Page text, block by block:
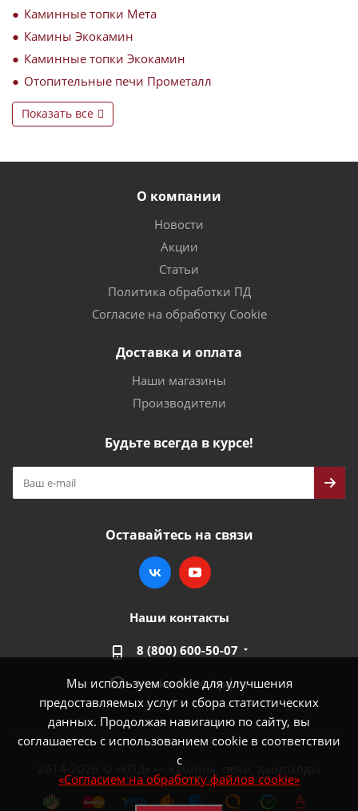
Мы используем cookie для улучшения
предоставляемых услуг и сбора статистических
данных. Продолжая навигацию по сайту, вы
соглашаетесь с использованием cookie в соответствии
с
«Согласием на обработку файлов cookie»
Каминные топки Мета
Камины Экокамин
Каминные топки Экокамин
Отопительные печи Прометалл
Показать все
О компании
Новости
Акции
Статьи
Политика обработки ПД
Согласие на обработку Cookie
Доставка и оплата
Наши магазины
Производители
Будьте всегда в курсе!
Оставайтесь на связи
Наши контакты
8 (800) 600-50-07
market@100-kpd.ru
2014-2026 © «КПД» — камины, печи, дымоходы